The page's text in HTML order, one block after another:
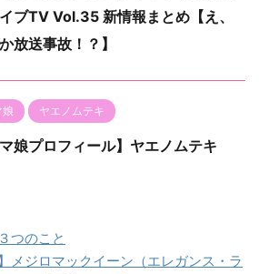
ブTV Vol.35 新情報まとめ【え、
放送事故！？】
娘 ヤエノムテキ
マ娘プロフィール】ヤエノムテキ
つのこと
メジロマックイーン（エレガンス・ラ